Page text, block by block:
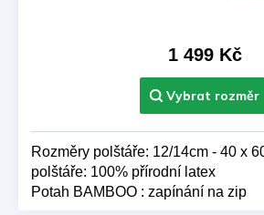
1 499 Kč
Rozměry polštáře: 12/14cm - 40 x
polštáře: 100% přírodní latex
Potah BAMBOO : zapínání na zip